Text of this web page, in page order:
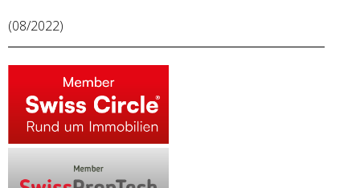
(08/2022)